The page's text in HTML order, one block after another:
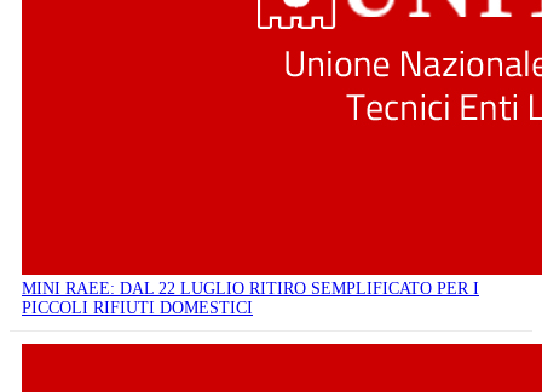
MINI RAEE: DAL 22 LUGLIO RITIRO SEMPLIFICATO PER I
PICCOLI RIFIUTI DOMESTICI